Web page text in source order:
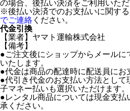
の場合、後払い決済をご利用いた
※後払い決済でのお支払いに関す
でご連絡 ください。
代金引換
【業者】ヤマト運輸株式会社
【備考】
●ご注文後にショップからメール
いたします。
●代金は商品の配達時に配送員にお
●代引き代金のお支払い方法として
子マネー払いも選択いただけます。
●レンタル商品については現金支払
承ください。